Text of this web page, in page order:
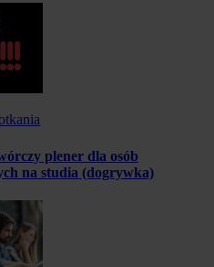
plener dla osób
na studia (dogrywka)